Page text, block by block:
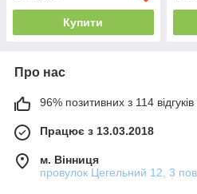
Купити
Про нас
96% позитивних з 114 відгуків
Працює з 13.03.2018
м. Вінниця
провулок Цегельний 12, 3